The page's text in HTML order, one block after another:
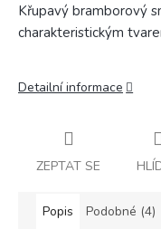
Křupavý bramborový
charakteristickým
Detailní informace
ZEPTAT SE
Popis Podobné (4)